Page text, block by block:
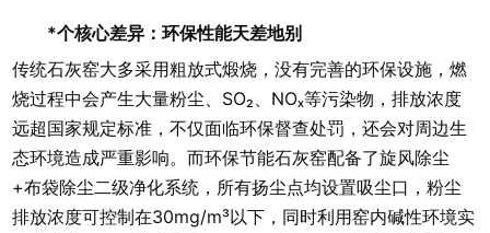
*个核心差异：环保性能天差地别
传统石灰窑大多采用粗放式煅烧，没有完善的环保设施，燃
烧过程中会产生大量粉尘、SO₂、NOₓ等污染物，排放浓度
远超国家规定标准，不仅面临环保督查处罚，还会对周边生
态环境造成严重影响。而环保节能石灰窑配备了旋风除尘
+布袋除尘二级净化系统，所有扬尘点均设置吸尘口，粉尘
排放浓度可控制在30mg/m³以下，同时利用窑内碱性环境实